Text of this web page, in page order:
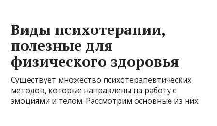
Виды психотерапии,
полезные для
физического здоровья
Существует множество психотерапевтических
методов, которые направлены на работу с
эмоциями и телом. Рассмотрим основные из них.